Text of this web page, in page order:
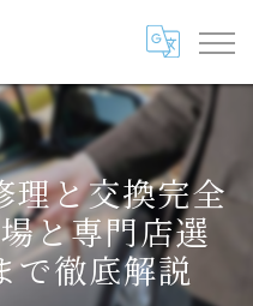
理と交換完全
と専門店選
で徹底解説